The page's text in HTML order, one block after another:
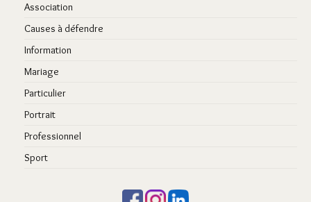
Association
Causes à défendre
Information
Mariage
Particulier
Portrait
Professionnel
Sport